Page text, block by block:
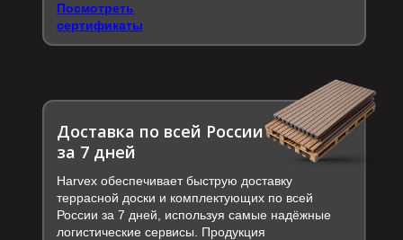
Посмотреть
сертификаты
Harvex обеспечивает быструю доставку
террасной доски и комплектующих по всей
России за 7 дней, используя самые надёжные
логистические сервисы. Продукция
Доставка по всей России
за 7 дней